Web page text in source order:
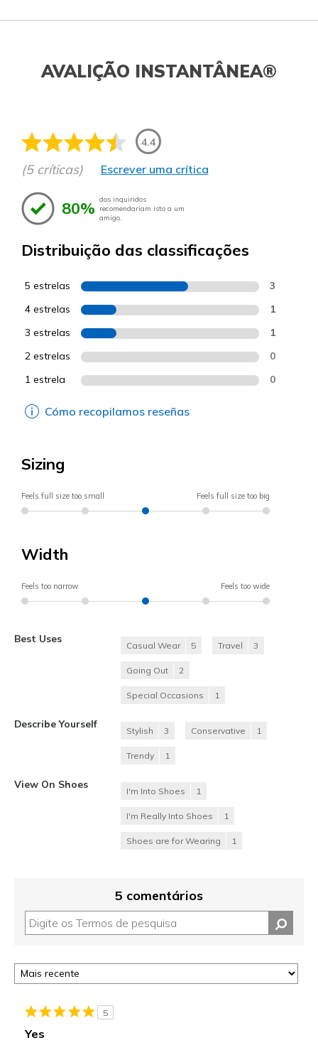
AVALIÇÃO INSTANTÂNEA®
4.4
(5 críticas) Escrever uma crítica
80% dos inquiridos
recomendariam isto a um
amigo.
Distribuição das classificações
5 estrelas 3
4 estrelas 1
3 estrelas 1
2 estrelas 0
1 estrela 0
Cómo recopilamos reseñas
Sizing
Feels full size too small Feels full size too big
Width
Feels too narrow Feels too wide
Best Uses
Casual Wear 5 Travel 3
Going Out 2
Special Occasions 1
Describe Yourself
Stylish 3 Conservative 1
Trendy 1
View On Shoes
I'm Into Shoes 1
I'm Really Into Shoes 1
Shoes are for Wearing 1
5 comentários
5
Yes